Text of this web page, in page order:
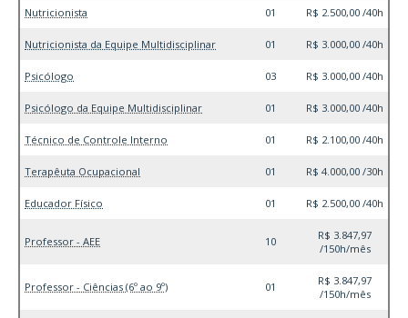
Nutricionista 01 R$ 2.500,00 /40h
Nutricionista da Equipe Multidisciplinar 01 R$ 3.000,00 /40h
Psicólogo 03 R$ 3.000,00 /40h
Psicólogo da Equipe Multidisciplinar 01 R$ 3.000,00 /40h
Técnico de Controle Interno 01 R$ 2.100,00 /40h
Terapêuta Ocupacional 01 R$ 4.000,00 /30h
Educador Físico 01 R$ 2.500,00 /40h
Professor - AEE 10
R$ 3.847,97
/150h/mês
Professor - Ciências (6º ao 9º) 01
R$ 3.847,97
/150h/mês